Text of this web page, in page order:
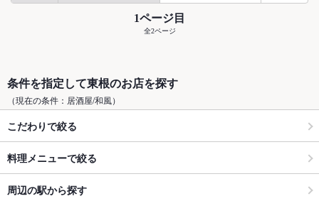
1ページ目
全2ページ
条件を指定して東根のお店を探す
（現在の条件：居酒屋/和風）
こだわりで絞る
料理メニューで絞る
周辺の駅から探す